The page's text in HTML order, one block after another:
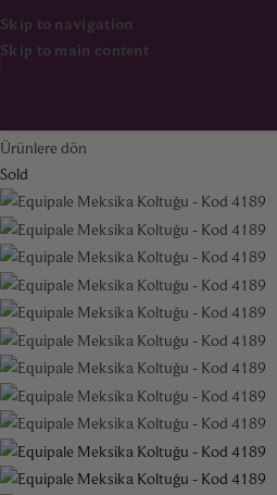
Skip to navigation
Skip to main content
Ürünlere dön
Sold